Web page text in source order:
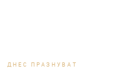
ДНЕС ПРАЗНУВАТ